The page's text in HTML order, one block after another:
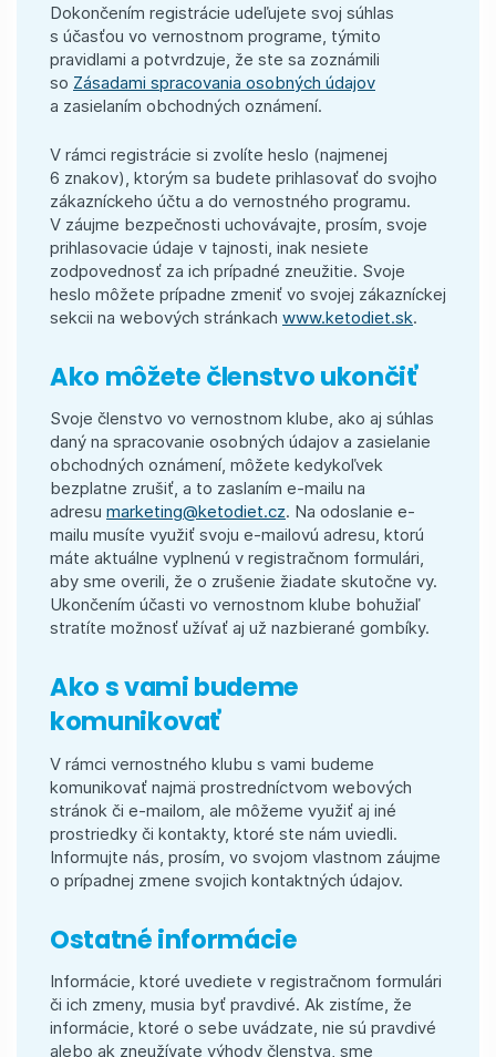
Dokončením registrácie udeľujete svoj súhlas
s účasťou vo vernostnom programe, týmito
pravidlami a potvrdzuje, že ste sa zoznámili
so Zásadami spracovania osobných údajov
a zasielaním obchodných oznámení.
V rámci registrácie si zvolíte heslo (najmenej
6 znakov), ktorým sa budete prihlasovať do svojho
zákazníckeho účtu a do vernostného programu.
V záujme bezpečnosti uchovávajte, prosím, svoje
prihlasovacie údaje v tajnosti, inak nesiete
zodpovednosť za ich prípadné zneužitie. Svoje
heslo môžete prípadne zmeniť vo svojej zákazníckej
sekcii na webových stránkach www.ketodiet.sk.
Ako môžete členstvo ukončiť
Svoje členstvo vo vernostnom klube, ako aj súhlas
daný na spracovanie osobných údajov a zasielanie
obchodných oznámení, môžete kedykoľvek
bezplatne zrušiť, a to zaslaním e-mailu na
adresu marketing@ketodiet.cz. Na odoslanie e-
mailu musíte využiť svoju e-mailovú adresu, ktorú
máte aktuálne vyplnenú v registračnom formulári,
aby sme overili, že o zrušenie žiadate skutočne vy.
Ukončením účasti vo vernostnom klube bohužiaľ
stratíte možnosť užívať aj už nazbierané gombíky.
Ako s vami budeme
komunikovať
V rámci vernostného klubu s vami budeme
komunikovať najmä prostredníctvom webových
stránok či e-mailom, ale môžeme využiť aj iné
prostriedky či kontakty, ktoré ste nám uviedli.
Informujte nás, prosím, vo svojom vlastnom záujme
o prípadnej zmene svojich kontaktných údajov.
Ostatné informácie
Informácie, ktoré uvediete v registračnom formulári
či ich zmeny, musia byť pravdivé. Ak zistíme, že
informácie, ktoré o sebe uvádzate, nie sú pravdivé
alebo ak zneužívate výhody členstva, sme